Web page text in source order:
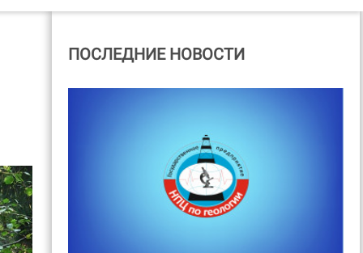
ПОСЛЕДНИЕ НОВОСТИ